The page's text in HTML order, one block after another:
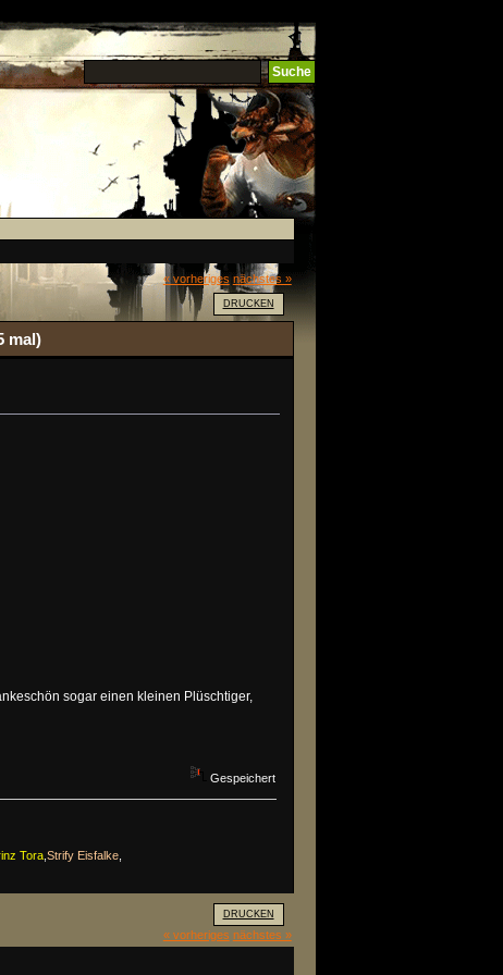
« vorheriges nächstes »
DRUCKEN
mal)
sogar einen kleinen Plüschtiger,
Gespeichert
Tora, Strify Eisfalke,
DRUCKEN
« vorheriges nächstes »